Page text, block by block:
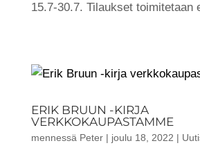
15.7-30.7. Tilaukset toimitetaan
ERIK BRUUN -KIRJA
VERKKOKAUPASTAMME
mennessä Peter| joulu 18, 2022 |